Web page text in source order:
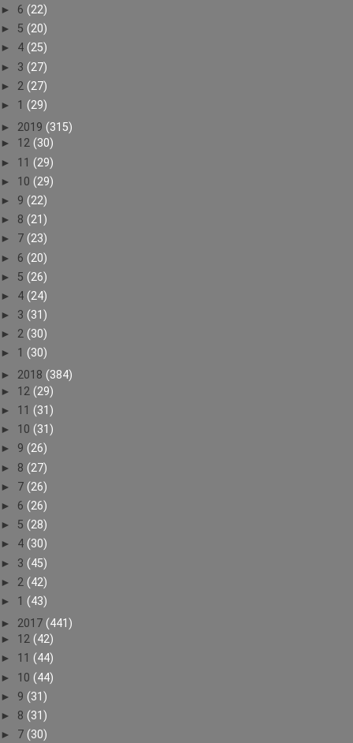
► 6 (22)
► 5 (20)
► 4 (25)
► 3 (27)
► 2 (27)
► 1 (29)
► 2019 (315)
► 12 (30)
► 11 (29)
► 10 (29)
► 9 (22)
► 8 (21)
► 7 (23)
► 6 (20)
► 5 (26)
► 4 (24)
► 3 (31)
► 2 (30)
► 1 (30)
► 2018 (384)
► 12 (29)
► 11 (31)
► 10 (31)
► 9 (26)
► 8 (27)
► 7 (26)
► 6 (26)
► 5 (28)
► 4 (30)
► 3 (45)
► 2 (42)
► 1 (43)
► 2017 (441)
► 12 (42)
► 11 (44)
► 10 (44)
► 9 (31)
► 8 (31)
► 7 (30)